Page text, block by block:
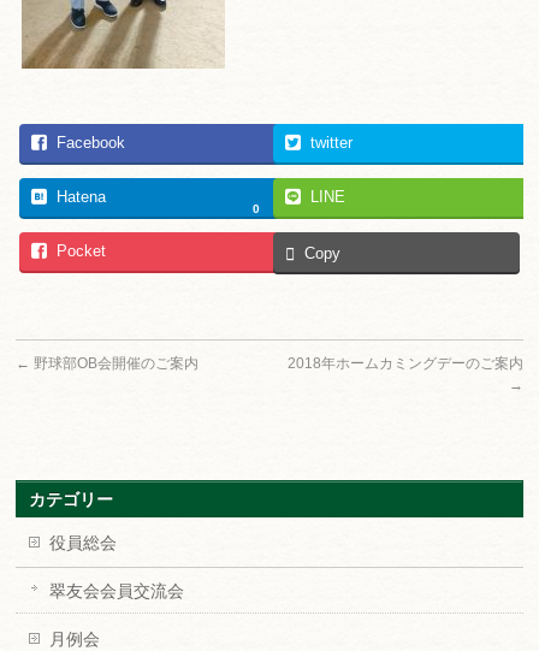
Facebook twitter
Hatena
0
LINE
Pocket Copy
← 野球部OB会開催のご案内
2018年ホームカミングデーのご案内
→
カテゴリー
役員総会
翠友会会員交流会
月例会